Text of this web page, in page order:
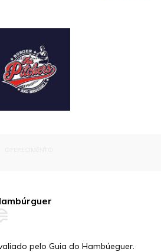
pelo Guia do Hambúeguer.